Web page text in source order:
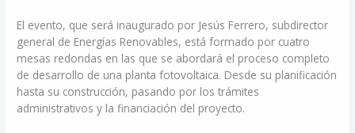
El evento, que será inaugurado por Jesús Ferrero, subdirector
general de Energías Renovables, está formado por cuatro
mesas redondas en las que se abordará el proceso completo
de desarrollo de una planta fotovoltaica. Desde su planificación
hasta su construcción, pasando por los trámites
administrativos y la financiación del proyecto.